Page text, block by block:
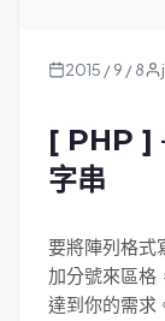
2015 / 9 / 8
[ PHP ]
字串
要將陣列格式
加分號來區格
達到你的需求